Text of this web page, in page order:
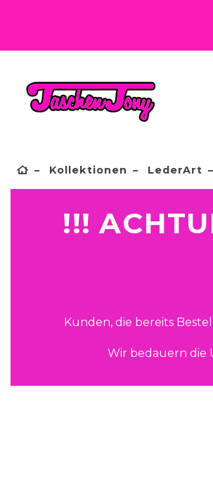
Kollektionen LederArt
!!!
Kunden, die bereits
Wir bedauern die